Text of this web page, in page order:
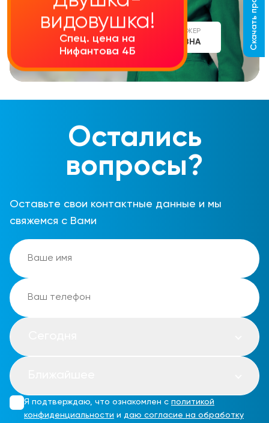
СТАРШИЙ МЕНЕДЖЕР
АЛИНА СЕРГЕЕВНА
Остались
вопросы?
Оставьте свои контактные данные и мы
свяжемся с Вами
Я подтверждаю, что ознакомлен с политикой
конфиденциальности и даю согласие на обработку
видовушка!
Спец. цена на
Нифантова 4Б